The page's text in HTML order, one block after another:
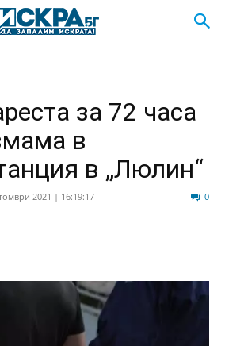
за 72 часа
в
в „Люлин“
2021 | 16:19:17 0